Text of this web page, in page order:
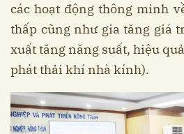
các hoạt động thông minh
thấp cũng như gia tăng giá
xuất tăng năng suất, hiệu
phát thải khí nhà kính).